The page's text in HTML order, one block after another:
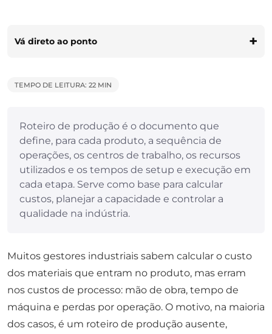
Vá direto ao ponto
TEMPO DE LEITURA: 22 MIN
Roteiro de produção é o documento que
define, para cada produto, a sequência de
operações, os centros de trabalho, os recursos
utilizados e os tempos de setup e execução em
cada etapa. Serve como base para calcular
custos, planejar a capacidade e controlar a
qualidade na indústria.
Muitos gestores industriais sabem calcular o custo
dos materiais que entram no produto, mas erram
nos custos de processo: mão de obra, tempo de
máquina e perdas por operação. O motivo, na maioria
dos casos, é um roteiro de produção ausente,